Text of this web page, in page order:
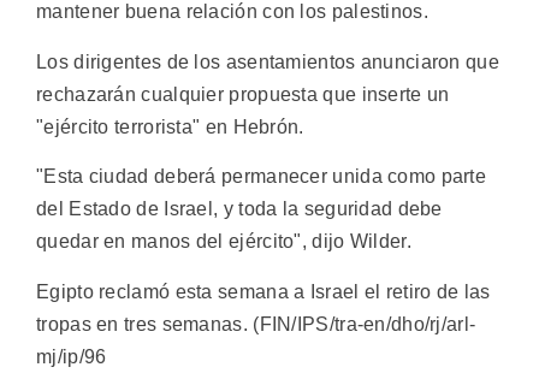
mantener buena relación con los palestinos.
Los dirigentes de los asentamientos anunciaron que
rechazarán cualquier propuesta que inserte un
"ejército terrorista" en Hebrón.
"Esta ciudad deberá permanecer unida como parte
del Estado de Israel, y toda la seguridad debe
quedar en manos del ejército", dijo Wilder.
Egipto reclamó esta semana a Israel el retiro de las
tropas en tres semanas. (FIN/IPS/tra-en/dho/rj/arl-
mj/ip/96